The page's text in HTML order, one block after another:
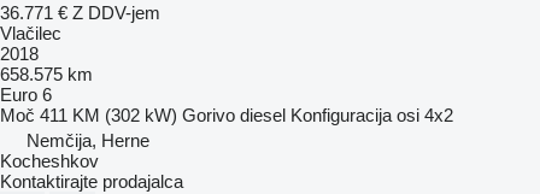
36.771 € Z DDV-jem
Vlačilec
2018
658.575 km
Euro 6
Moč 411 KM (302 kW) Gorivo diesel Konfiguracija osi 4x2
Nemčija, Herne
Kocheshkov
Kontaktirajte prodajalca